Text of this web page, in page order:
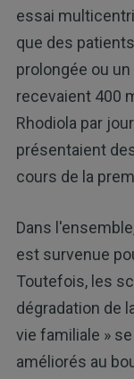
essai
que des
prolongée ou
recevaient 400
Rhodiola par
présentaient
cours de la
Dans
est survenue
Toutefois, les
dégradation de
vie familiale »
améliorés au